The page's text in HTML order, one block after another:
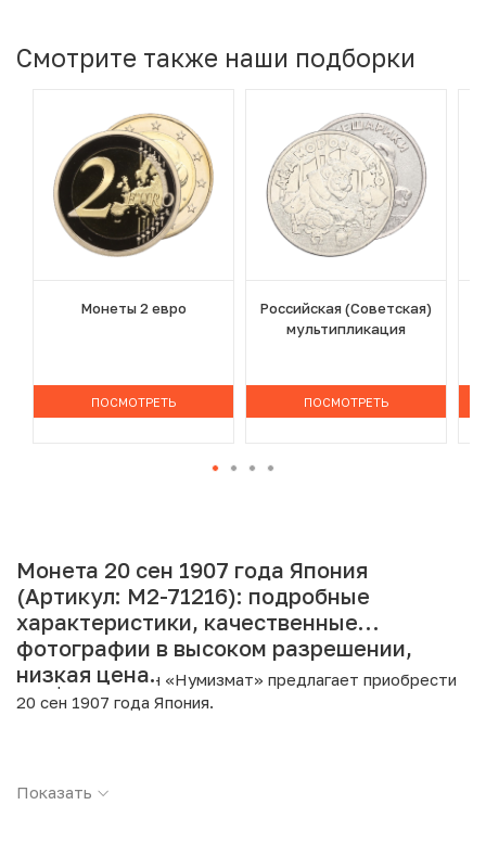
Смотрите также наши подборки
Монеты 2 евро
ПОСМОТРЕТЬ
Российская (Советская)
мультипликация
ПОСМОТРЕТЬ
Монета 20 сен 1907 года Япония
(Артикул: M2-71216): подробные
характеристики, качественные
фотографии в высоком разрешении,
низкая цена.
Интернет магазин «Нумизмат» предлагает приобрести
20 сен 1907 года Япония.
Страна: Япония
Показать